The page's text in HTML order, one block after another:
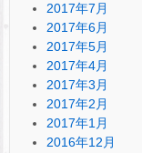
2017年7月
2017年6月
2017年5月
2017年4月
2017年3月
2017年2月
2017年1月
2016年12月